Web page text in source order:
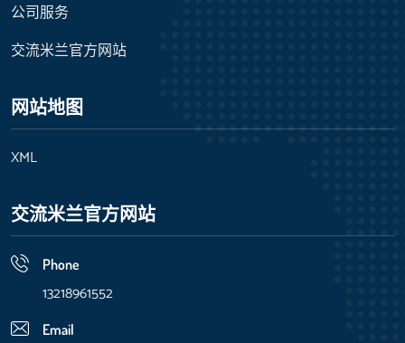
公司服务
交流米兰官方网站
网站地图
XML
交流米兰官方网站
Phone
13218961552
Email